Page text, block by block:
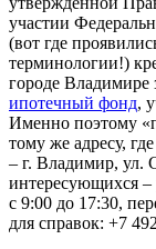
участии
(вот где
терминологии!)
городе Владимире
ипотечный фонд,
Именно поэтому
тому же адресу,
– г. Владимир, ул.
интересующихся –
с 9:00 до 17:30,
для справок: +7